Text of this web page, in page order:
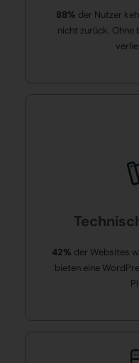
88% der Nutzer
nicht zurück.
42% der Websites
bieten eine